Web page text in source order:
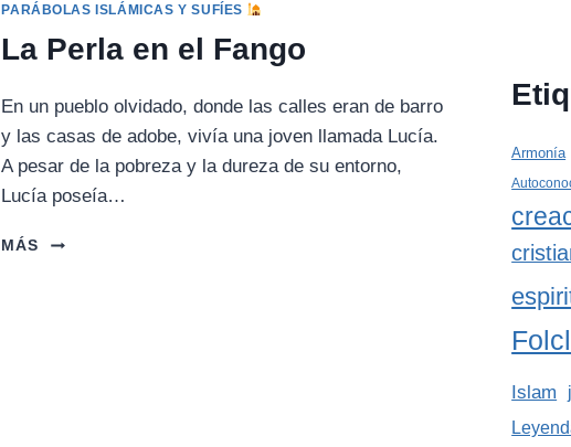
PARÁBOLAS ISLÁMICAS Y SUFÍES
La Perla en el Fango
En un pueblo olvidado, donde las calles eran de barro
y las casas de adobe, vivía una joven llamada Lucía.
A pesar de la pobreza y la dureza de su entorno,
Lucía poseía…
MÁS
LA
Armonía
Islam